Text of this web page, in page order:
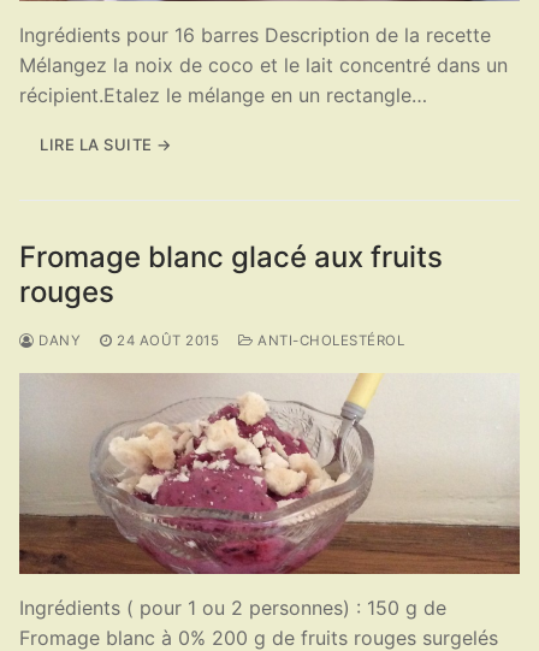
Ingrédients pour 16 barres Description de la recette
Mélangez la noix de coco et le lait concentré dans un
récipient.Etalez le mélange en un rectangle…
LIRE LA SUITE →
Fromage blanc glacé aux fruits
rouges
DANY 24 AOÛT 2015 ANTI-CHOLESTÉROL
Ingrédients ( pour 1 ou 2 personnes) : 150 g de
Fromage blanc à 0% 200 g de fruits rouges surgelés